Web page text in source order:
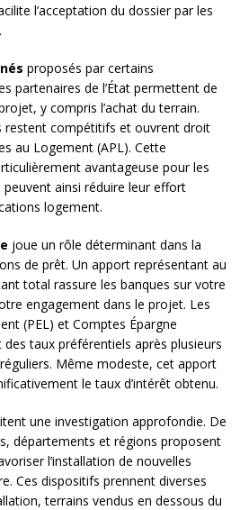
l’acceptation du dossier par les
proposés par certains
partenaires de l’État permettent de
y compris l’achat du terrain.
restent compétitifs et ouvrent droit
au Logement (APL). Cette
avantageuse pour les
ainsi réduire leur effort
logement.
joue un rôle déterminant dans la
de prêt. Un apport représentant au
total rassure les banques sur votre
engagement dans le projet. Les
(PEL) et Comptes Épargne
taux préférentiels après plusieurs
Même modeste, cet apport
le taux d’intérêt obtenu.
une investigation approfondie. De
départements et régions proposent
l’installation de nouvelles
Ces dispositifs prennent diverses
terrains vendus en dessous du